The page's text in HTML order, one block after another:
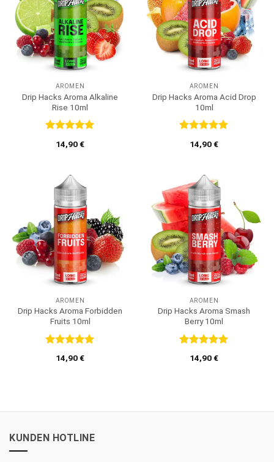
AROMEN
Drip Hacks Aroma Alkaline
Rise 10ml
mit5von
14,90€
AROMEN
Drip Hacks Aroma Acid Drop
10ml
mit5von
14,90€
AROMEN
Drip Hacks Aroma Forbidden
Fruits 10ml
Bewertet
mit5von
14,90€
AROMEN
Drip Hacks Aroma Smash
Berry 10ml
Bewertet
mit5von
14,90€
KUNDEN HOTLINE